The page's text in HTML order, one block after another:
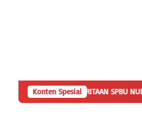
Konten Spesial
SPBU NUNYAI RAJABASA